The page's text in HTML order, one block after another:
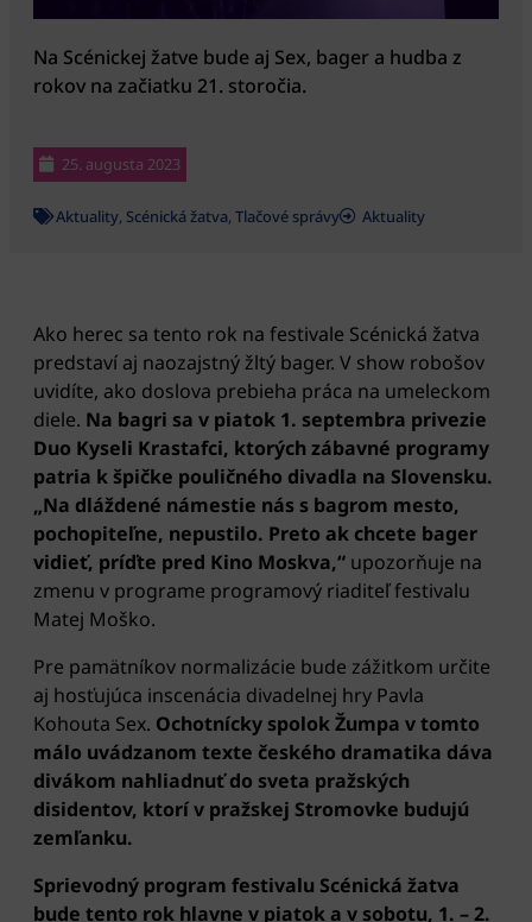
Na Scénickej žatve bude aj Sex, bager a hudba z
rokov na začiatku 21. storočia.
25. augusta 2023
Aktuality, Scénická žatva, Tlačové správy Aktuality
Ako herec sa tento rok na festivale Scénická žatva
predstaví aj naozajstný žltý bager. V show robošov
uvidíte, ako doslova prebieha práca na umeleckom
diele. Na bagri sa v piatok 1. septembra privezie
Duo Kyseli Krastafci, ktorých zábavné programy
patria k špičke pouličného divadla na Slovensku.
„Na dláždené námestie nás s bagrom mesto,
pochopiteľne, nepustilo. Preto ak chcete bager
vidieť, príďte pred Kino Moskva,“ upozorňuje na
zmenu v programe programový riaditeľ festivalu
Matej Moško.
Pre pamätníkov normalizácie bude zážitkom určite
aj hosťujúca inscenácia divadelnej hry Pavla
Kohouta Sex. Ochotnícky spolok Žumpa v tomto
málo uvádzanom texte českého dramatika dáva
divákom nahliadnuť do sveta pražských
disidentov, ktorí v pražskej Stromovke budujú
zemľanku.
Sprievodný program festivalu Scénická žatva
bude tento rok hlavne v piatok a v sobotu, 1. – 2.